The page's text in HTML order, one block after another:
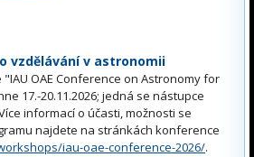
vzdělávání v astronomii
OAE Conference on Astronomy for
17.-20.11.2026; jedná se nástupce
informací o účasti, možnosti se
najdete na stránkách konference
iau-oae-conference-2026/.